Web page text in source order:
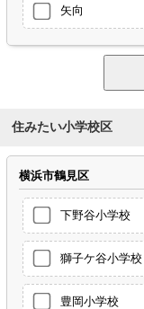
矢向
住みたい小学校区
横浜市鶴見区
下野谷小学校
獅子ケ谷小学校
豊岡小学校